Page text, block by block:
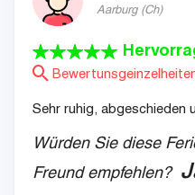
Aarburg(Ch)
Sehr ruhig, abgeschieden
Würden Sie diese
Freund empfehlen?